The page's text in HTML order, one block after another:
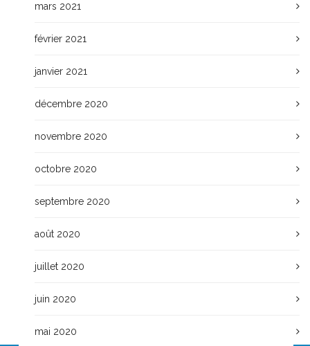
mars 2021
février 2021
janvier 2021
décembre 2020
novembre 2020
octobre 2020
septembre 2020
août 2020
juillet 2020
juin 2020
mai 2020